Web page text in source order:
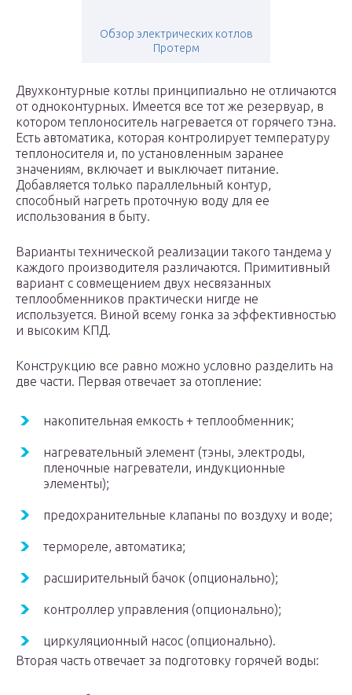
Обзор электрических котлов
Протерм
Двухконтурные котлы принципиально не отличаются
от одноконтурных. Имеется все тот же резервуар, в
котором теплоноситель нагревается от горячего тэна.
Есть автоматика, которая контролирует температуру
теплоносителя и, по установленным заранее
значениям, включает и выключает питание.
Добавляется только параллельный контур,
способный нагреть проточную воду для ее
использования в быту.
Варианты технической реализации такого тандема у
каждого производителя различаются. Примитивный
вариант с совмещением двух несвязанных
теплообменников практически нигде не
используется. Виной всему гонка за эффективностью
и высоким КПД.
Конструкцию все равно можно условно разделить на
две части. Первая отвечает за отопление:
накопительная емкость + теплообменник;
нагревательный элемент (тэны, электроды,
пленочные нагреватели, индукционные
элементы);
предохранительные клапаны по воздуху и воде;
термореле, автоматика;
расширительный бачок (опционально);
контроллер управления (опционально);
циркуляционный насос (опционально).
Вторая часть отвечает за подготовку горячей воды: